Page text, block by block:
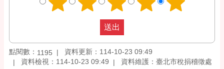
點閱數： 1195
資料更新：114-10-23 09:49
資料檢視：114-10-23 09:49
資料維護：臺北市稅捐稽徵處